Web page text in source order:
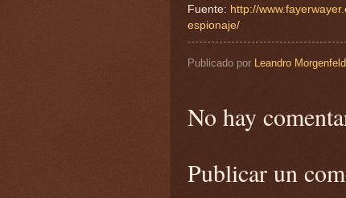
Fuente: http://
espionaje/
Publicado por Leandro Morgenfeld
No hay
Publicar un